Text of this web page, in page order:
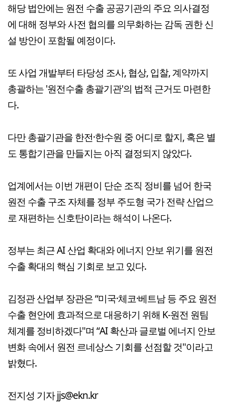
해당 법안에는 원전 수출 공공기관의 주요 의사결정
에 대해 정부와 사전 협의를 의무화하는 감독 권한 신
설 방안이 포함될 예정이다.
또 사업 개발부터 타당성 조사, 협상, 입찰, 계약까지
총괄하는 '원전수출 총괄기관'의 법적 근거도 마련한
다.
다만 총괄기관을 한전·한수원 중 어디로 할지, 혹은 별
도 통합기관을 만들지는 아직 결정되지 않았다.
업계에서는 이번 개편이 단순 조직 정비를 넘어 한국
원전 수출 구조 자체를 정부 주도형 국가 전략 산업으
로 재편하는 신호탄이라는 해석이 나온다.
정부는 최근 AI 산업 확대와 에너지 안보 위기를 원전
수출 확대의 핵심 기회로 보고 있다.
김정관 산업부 장관은 “미국·체코·베트남 등 주요 원전
수출 현안에 효과적으로 대응하기 위해 K-원전 원팀
체계를 정비하겠다"며 “AI 확산과 글로벌 에너지 안보
변화 속에서 원전 르네상스 기회를 선점할 것"이라고
밝혔다.
전지성 기자 jjs@ekn.kr